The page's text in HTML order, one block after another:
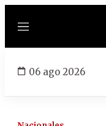
Menú
06 ago 2026